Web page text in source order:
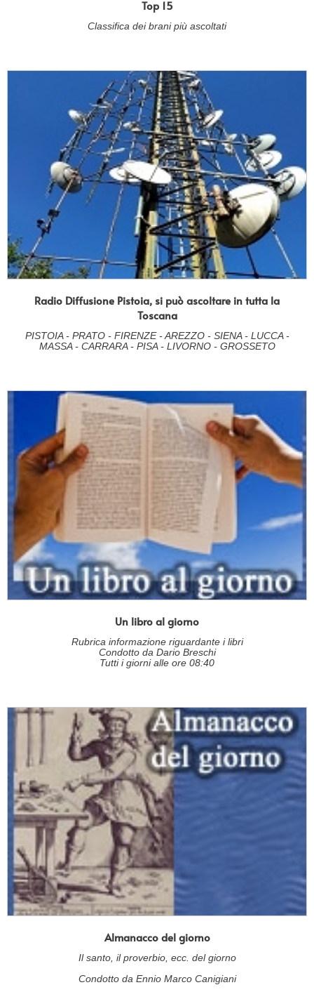
Top 15
Classifica dei brani più ascoltati
Radio Diffusione Pistoia, si può ascoltare in tutta la
Toscana
PISTOIA - PRATO - FIRENZE - AREZZO - SIENA - LUCCA -
MASSA - CARRARA - PISA - LIVORNO - GROSSETO
Un libro al giorno
Rubrica informazione riguardante i libri
Condotto da Dario Breschi
Tutti i giorni alle ore 08:40
Almanacco del giorno
Il santo, il proverbio, ecc. del giorno
Condotto da Ennio Marco Canigiani